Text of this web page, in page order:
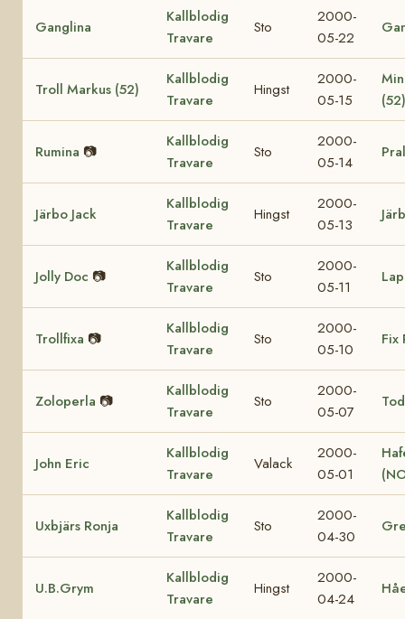
Ganglina
Kallblodig
Travare
Sto
2000-
05-22
Troll Markus (52)
Kallblodig
Travare
Hingst
2000-
05-15
(52)
Rumina 📷
Kallblodig
Travare
Sto
2000-
05-14
Järbo Jack
Kallblodig
Travare
Hingst
2000-
05-13
Jolly Doc 📷
Kallblodig
Travare
Sto
2000-
05-11
Trollfixa 📷
Kallblodig
Travare
Sto
2000-
05-10
Fix
Zoloperla 📷
Kallblodig
Travare
Sto
2000-
05-07
John Eric
Kallblodig
Travare
Valack
2000-
05-01
Uxbjärs Ronja
Kallblodig
Travare
Sto
2000-
04-30
U.B.Grym
Kallblodig
Travare
Hingst
2000-
04-24